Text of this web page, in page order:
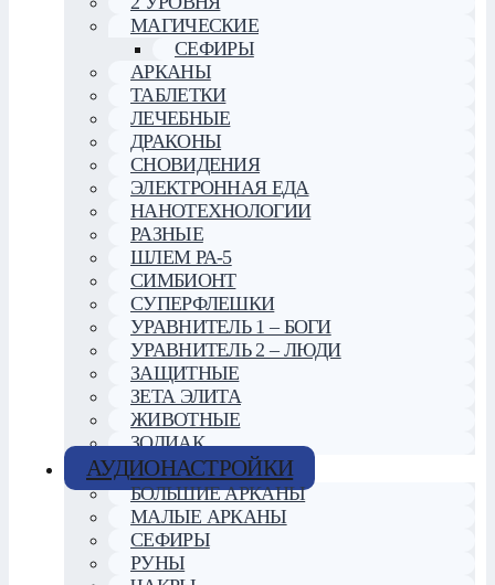
МАГИЧЕСКИЕ
СЕФИРЫ
АРКАНЫ
ТАБЛЕТКИ
ЛЕЧЕБНЫЕ
ДРАКОНЫ
СНОВИДЕНИЯ
ЭЛЕКТРОННАЯ ЕДА
НАНОТЕХНОЛОГИИ
РАЗНЫЕ
ШЛЕМ РА-5
СИМБИОНТ
СУПЕРФЛЕШКИ
УРАВНИТЕЛЬ 1 – БОГИ
УРАВНИТЕЛЬ 2 – ЛЮДИ
ЗАЩИТНЫЕ
ЗЕТА ЭЛИТА
ЖИВОТНЫЕ
ЗОДИАК
АУДИОНАСТРОЙКИ
БОЛЬШИЕ АРКАНЫ
МАЛЫЕ АРКАНЫ
СЕФИРЫ
РУНЫ